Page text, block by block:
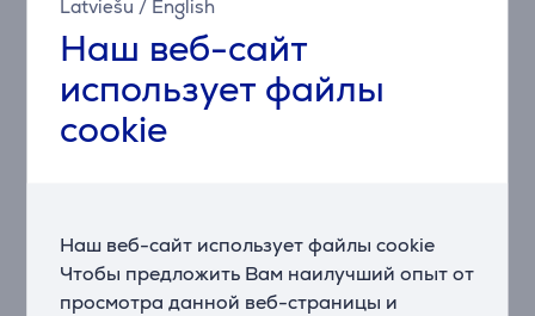
Latviešu / English
Наш веб-сайт
использует файлы
cookie
Наш веб-сайт использует файлы cookie
Чтобы предложить Вам наилучший опыт от
просмотра данной веб-страницы и
устойчивостью
проходит цельнымкуском через
стабильным идолговечным.
Точностьвкаждом
нарезка,шинковка измельчение – эти
будутлегко скользитьдаже сквозьсамыетвердые
ингредиенты.